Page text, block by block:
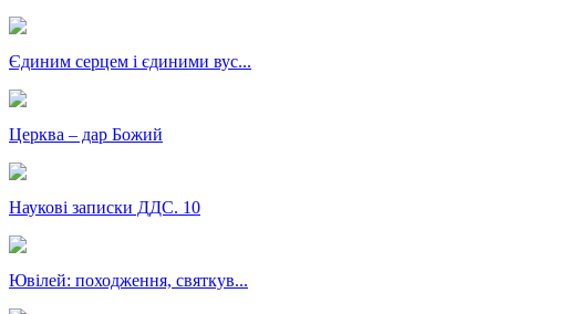
Єдиним серцем і єдиними вус...
Церква – дар Божий
Наукові записки ДДС. 10
Ювілей: походження, святкув...